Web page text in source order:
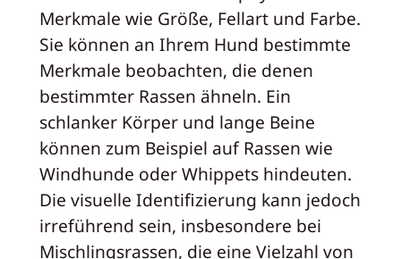
Merkmale wie Größe, Fellart und Farbe.
Sie können an Ihrem Hund bestimmte
Merkmale beobachten, die denen
bestimmter Rassen ähneln. Ein
schlanker Körper und lange Beine
können zum Beispiel auf Rassen wie
Windhunde oder Whippets hindeuten.
Die visuelle Identifizierung kann jedoch
irreführend sein, insbesondere bei
Mischlingsrassen, die eine Vielzahl von